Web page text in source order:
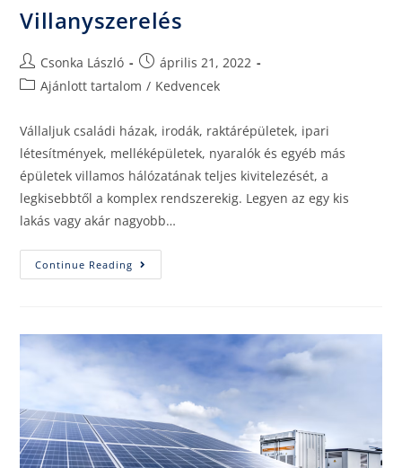
Villanyszerelés
Csonka László
április 21, 2022
Ajánlott tartalom / Kedvencek
Vállaljuk családi házak, irodák, raktárépületek, ipari
létesítmények, melléképületek, nyaralók és egyéb más
épületek villamos hálózatának teljes kivitelezését, a
legkisebbtől a komplex rendszerekig. Legyen az egy kis
lakás vagy akár nagyobb…
Continue Reading